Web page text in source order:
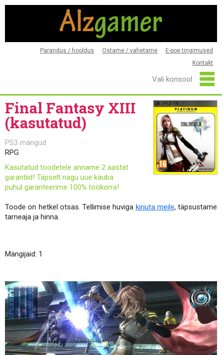
Parandus / hooldus Ostame / vahetame
E-poe tingimused
Kontakt
Final Fantasy XIII
(kasutatud)
PS3 mängud
RPG
Kasutatud toodetele anname 2 aastat
garantiid! Täpselt nagu uue kauba
puhul garanteerime 100% töökorra!
Toode on hetkel otsas. Tellimise huviga kirjuta meile, täpsustame
tarneaja ja hinna.
Mängijaid: 1